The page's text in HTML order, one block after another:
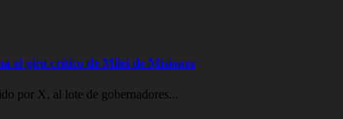
el giro crítico de Milei de Misiones
por X, al lote de gobernadores...